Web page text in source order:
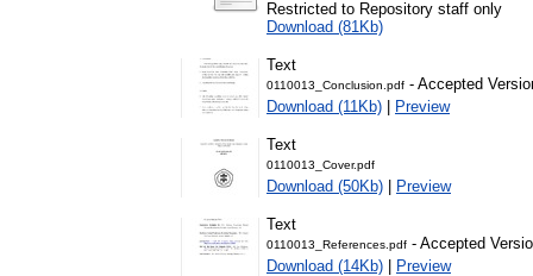
Restricted to Repository staff only
Download (81Kb)
Text
0110013_Conclusion.pdf - Accepted
Download (11Kb) | Preview
Text
0110013_Cover.pdf
Download (50Kb) | Preview
Text
0110013_References.pdf - Accepted
Download (14Kb) | Preview